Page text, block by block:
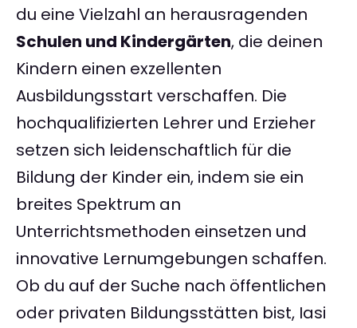
du eine Vielzahl an herausragenden
Schulen und Kindergärten, die deinen
Kindern einen exzellenten
Ausbildungsstart verschaffen. Die
hochqualifizierten Lehrer und Erzieher
setzen sich leidenschaftlich für die
Bildung der Kinder ein, indem sie ein
breites Spektrum an
Unterrichtsmethoden einsetzen und
innovative Lernumgebungen schaffen.
Ob du auf der Suche nach öffentlichen
oder privaten Bildungsstätten bist, Iasi